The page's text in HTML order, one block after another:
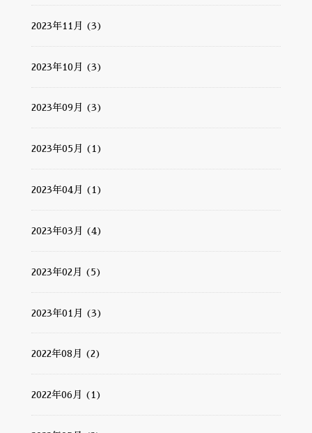
2023年11月 (3)
2023年10月 (3)
2023年09月 (3)
2023年05月 (1)
2023年04月 (1)
2023年03月 (4)
2023年02月 (5)
2023年01月 (3)
2022年08月 (2)
2022年06月 (1)